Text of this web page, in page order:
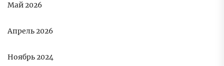
Май 2026
Апрель 2026
Ноябрь 2024